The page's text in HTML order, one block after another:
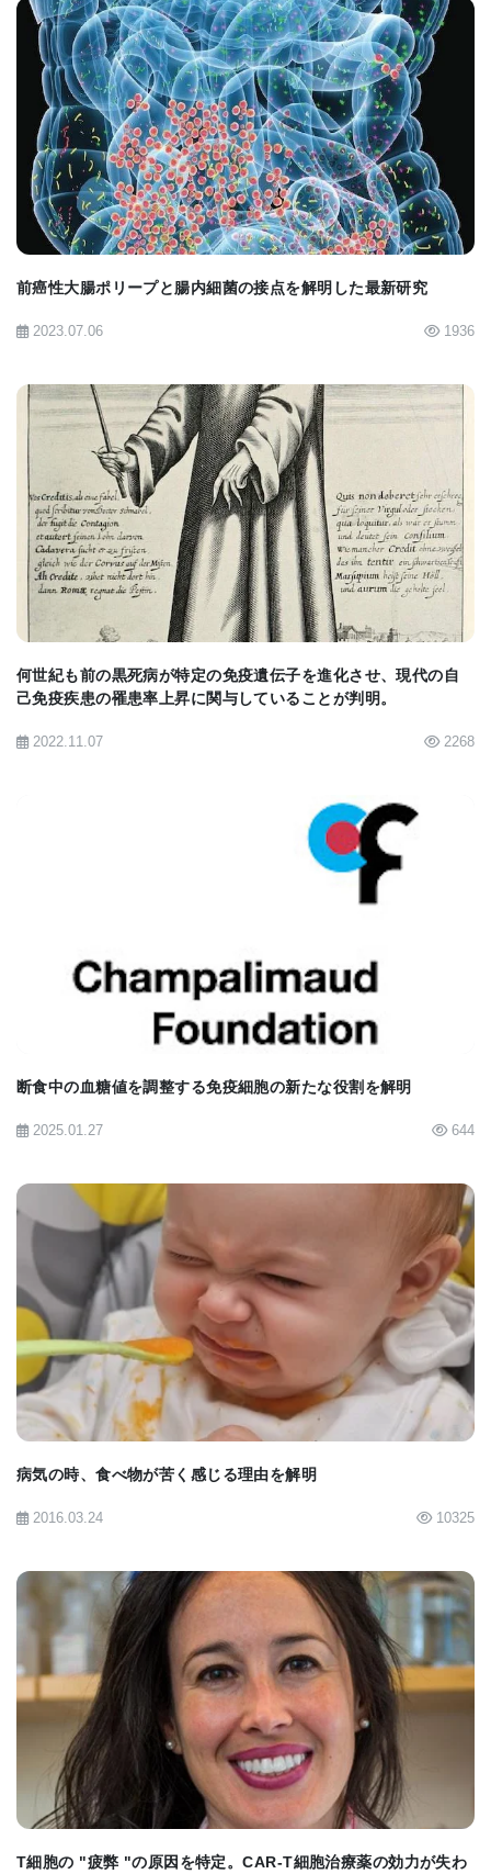
■原著へのリンクは英語版をご覧ください:Gut
Microbiota Networks May Influence Autoimmune
Processes in Type 1 Diabetes
BIOMARKET JP
前癌性大腸ポリープと腸内細菌の接点を解明した最新研究
2023.07.06 1936
BIOMARKET JP
何世紀も前の黒死病が特定の免疫遺伝子を進化させ、現代の自
己免疫疾患の罹患率上昇に関与していることが判明。
2022.11.07 2268
断食中の血糖値を調整する免疫細胞の新たな役割を解明
2025.01.27 644
BIOMARKET JP
病気の時、食べ物が苦く感じる理由を解明
2016.03.24 10325
BIOMARKET JP
T細胞の "疲弊 "の原因を特定。CAR-T細胞治療薬の効力が失わ